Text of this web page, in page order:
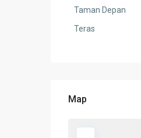
Taman Depan
Teras
Map